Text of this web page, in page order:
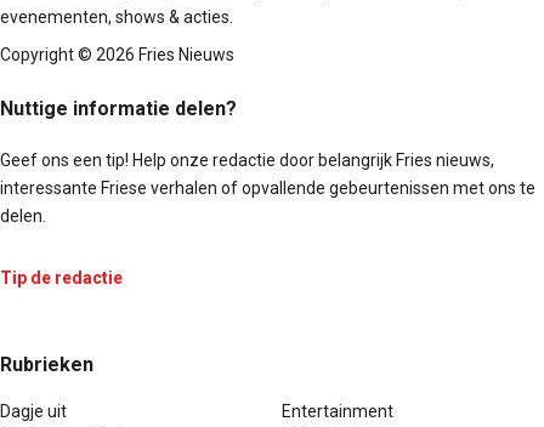
evenementen, shows & acties.
Copyright © 2026 Fries Nieuws
Nuttige informatie delen?
Geef ons een tip! Help onze redactie door belangrijk Fries nieuws,
interessante Friese verhalen of opvallende gebeurtenissen met ons te
delen.
Tip de redactie
Rubrieken
Dagje uit
Entertainment